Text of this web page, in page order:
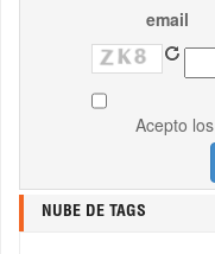
email
Acepto los
NUBE DE TAGS